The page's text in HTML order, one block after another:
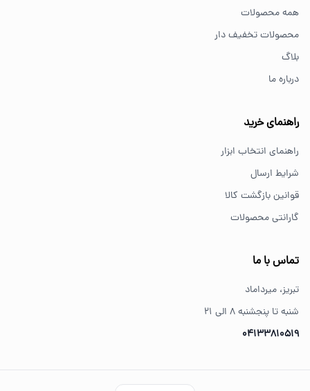
برای کارهای خانگی معمولاً ابزارهای سبک مانند دریل شارژی،
از کجا ابزار اصل بخریم؟
همه محصولات
محصولات تخفیف دار
بلاگ
درباره ما
راهنمای خرید
راهنمای انتخاب ابزار
شرایط ارسال
قوانین بازگشت کالا
گارانتی محصولات
تماس با ما
تبریز، میرداماد
شنبه تا پنجشنبه ۸ الی ۲۱
04133810519